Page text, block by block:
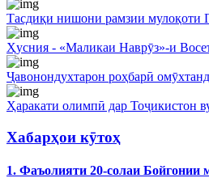
Тасдиқи нишони рамзии мулоқоти
Ҳусния - «Маликаи Наврӯз»-и
Ҷавонондухтарон роҳбарӣ омӯхтанд
Ҳаракати олимпӣ дар Тоҷикистон
Хабарҳои кӯтоҳ
1. Фаъолияти 20-солаи Бойгонии